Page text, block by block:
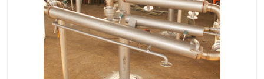
平台栈桥 卸车鹤管
装车鹤管 输油臂
紧急脱离干式接头 火车鹤管